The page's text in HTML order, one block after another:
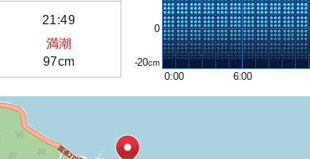
21:49
満潮
97cm
0
-20
0:00
6:00